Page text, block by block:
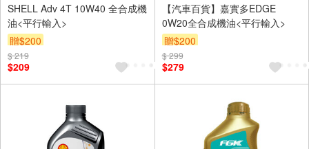
SHELL Adv 4T 10W40 全合成機
油<平行輸入>
贈$200
$ 219
$209
【汽車百貨】嘉實多EDGE
0W20全合成機油<平行輸入>
贈$200
$ 299
$279